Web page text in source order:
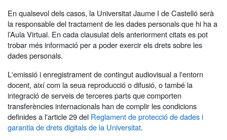
En qualsevol dels casos, la Universitat Jaume I de Castelló serà
la responsable del tractament de les dades personals que hi ha a
l’Aula Virtual. En cada clausulat dels anteriorment citats es pot
trobar més informació per a poder exercir els drets sobre les
dades personals.
L'emissió i enregistrament de contingut audiovisual a l'entorn
docent, així com la seua reproducció o difusió, o també la
integració de serveis de terceres parts que comporten
transferències internacionals han de complir les condicions
definides a l'article 29 del Reglament de protecció de dades i
garantia de drets digitals de la Universitat.